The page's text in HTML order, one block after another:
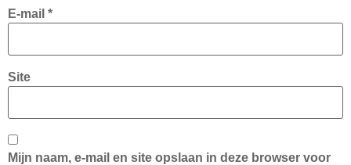
E-mail *
Site
Mijn naam, e-mail en site opslaan in deze browser voor